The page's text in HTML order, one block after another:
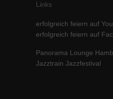
Links
erfolgreich feiern auf
erfolgreich feiern auf
Panorama Lounge
Jazztrain Jazzfestival